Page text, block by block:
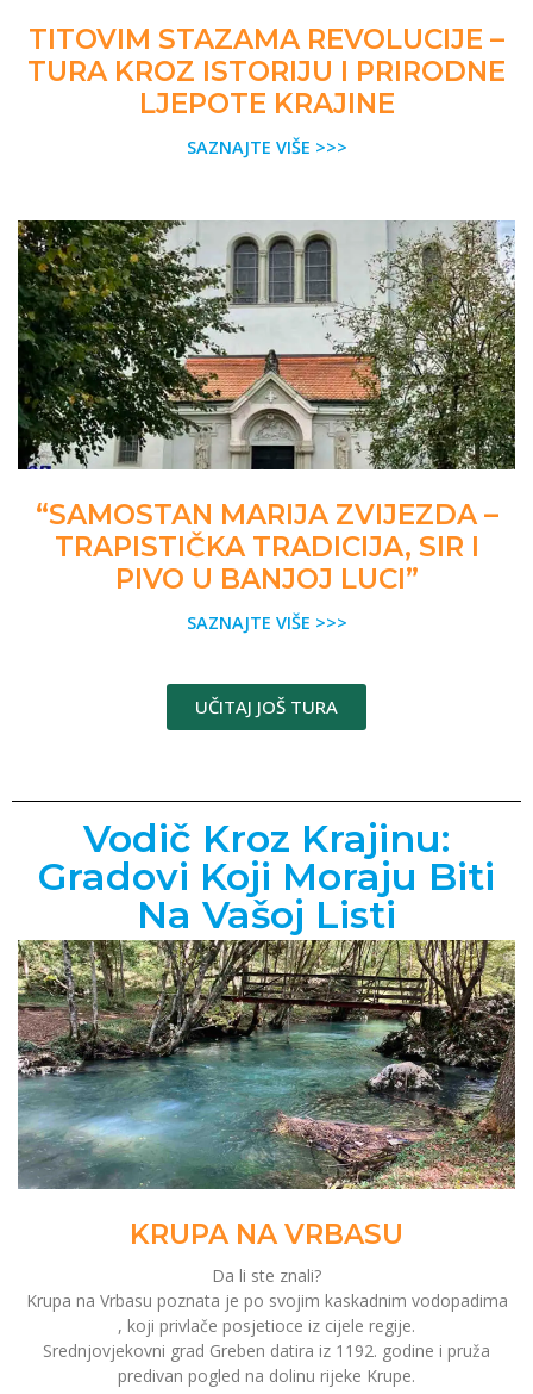
TITOVIM STAZAMA REVOLUCIJE –
TURA KROZ ISTORIJU I PRIRODNE
LJEPOTE KRAJINE
SAZNAJTE VIŠE >>>
“SAMOSTAN MARIJA ZVIJEZDA –
TRAPISTIČKA TRADICIJA, SIR I
PIVO U BANJOJ LUCI”
SAZNAJTE VIŠE >>>
UČITAJ JOŠ TURA
Vodič Kroz Krajinu:
Gradovi Koji Moraju Biti
Na Vašoj Listi
KRUPA NA VRBASU
Da li ste znali?
Krupa na Vrbasu poznata je po svojim kaskadnim vodopadima
, koji privlače posjetioce iz cijele regije.
Srednjovjekovni grad Greben datira iz 1192. godine i pruža
predivan pogled na dolinu rijeke Krupe.